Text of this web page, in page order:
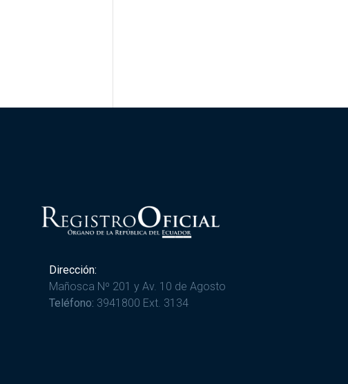
Dirección:
Mañosca Nº 201 y Av. 10 de Agosto
Teléfono: 3941800 Ext. 3134